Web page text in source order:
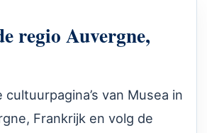
regio Auvergne,
cultuurpagina’s van Musea in
Frankrijk en volg de